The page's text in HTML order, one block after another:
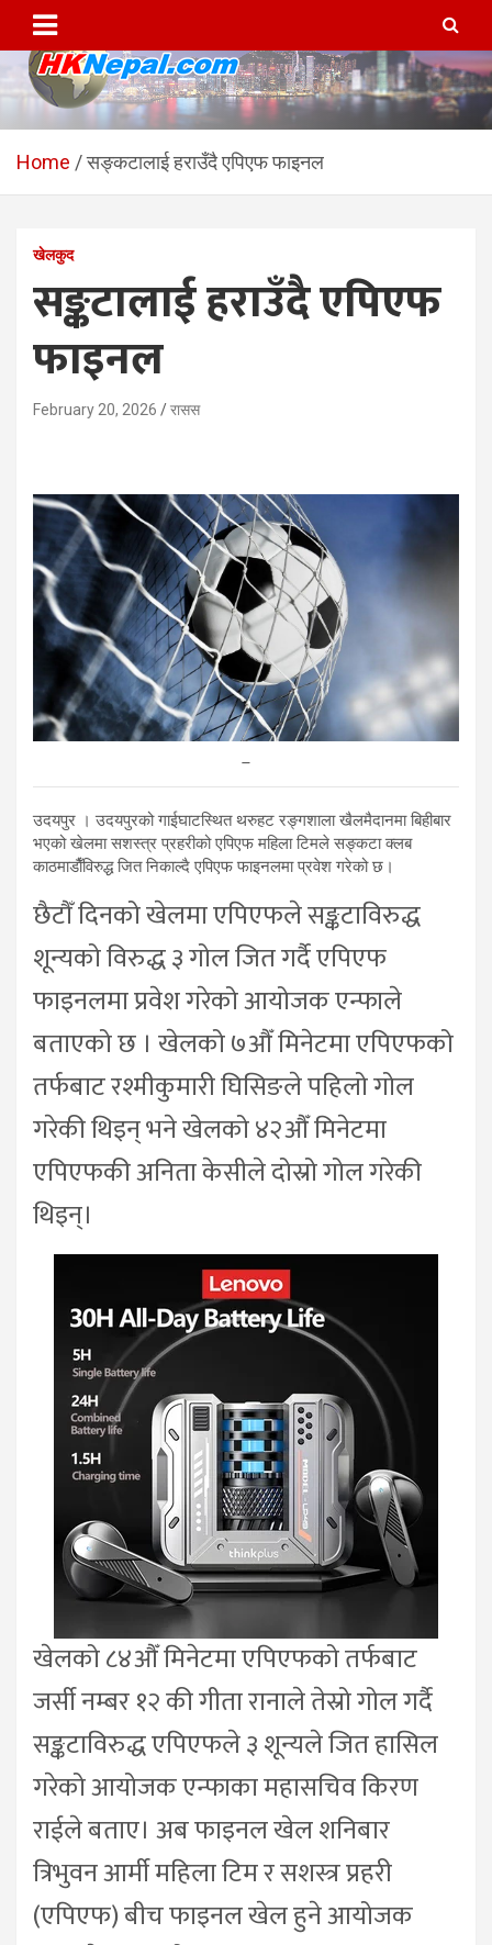
content
HKNepal.com – हङकङबाट
सञ्चालित पहिलो नेपाली अनलाईन
hknepal, hknepal.com, hk nepal, hk nepal com
Home सङ्कटालाई हराउँदै एपिएफ फाइनल
खेलकुद
सङ्कटालाई हराउँदै एपिएफ
फाइनल
February 20, 2026 रासस
–
उदयपुर । उदयपुरको गाईघाटस्थित थरुहट रङ्गशाला खैलमैदानमा बिहीबार
भएको खेलमा सशस्त्र प्रहरीको एपिएफ महिला टिमले सङ्कटा क्लब
काठमाडाैँविरुद्ध जित निकाल्दै एपिएफ फाइनलमा प्रवेश गरेको छ।
छैटौँ दिनको खेलमा एपिएफले सङ्कटाविरुद्ध
शून्यको विरुद्ध ३ गोल जित गर्दै एपिएफ
फाइनलमा प्रवेश गरेको आयोजक एन्फाले
बताएको छ । खेलको ७औँ मिनेटमा एपिएफको
तर्फबाट रश्मीकुमारी घिसिङले पहिलो गोल
गरेकी थिइन् भने खेलको ४२औँ मिनेटमा
एपिएफकी अनिता केसीले दोस्रो गोल गरेकी
थिइन्।
खेलको ८४औँ मिनेटमा एपिएफको तर्फबाट
जर्सी नम्बर १२ की गीता रानाले तेस्रो गोल गर्दै
सङ्कटाविरुद्ध एपिएफले ३ शून्यले जित हासिल
गरेको आयोजक एन्फाका महासचिव किरण
राईले बताए। अब फाइनल खेल शनिबार
त्रिभुवन आर्मी महिला टिम र सशस्त्र प्रहरी
(एपिएफ) बीच फाइनल खेल हुने आयोजक